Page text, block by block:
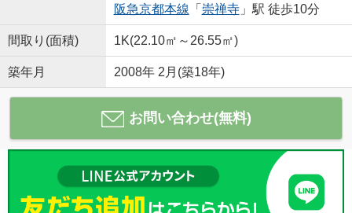
阪急京都本線 「 崇禅寺」駅 徒歩10分
間取り(面積) 1K(22.10㎡～26.55㎡)
築年月 2008年 2月(築18年)
お問い合わせ(無料)